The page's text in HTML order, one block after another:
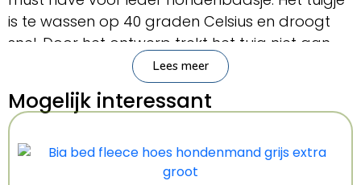
is te wassen op 40 graden Celsius en droogt
snel. Door het ontwerp trekt het tuig niet aan
– Hondentuig van Morso
– Ademend materiaal
– Gemaakt van gerecyclede PET flessen
– Te wassen op 40 graden Celsius
Lees meer
Mogelijk interessant